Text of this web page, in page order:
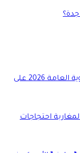
جدة؟
حسابات الضرورة: دلالات تنسيق الثانوية العامة 2026 على
احتجاجات